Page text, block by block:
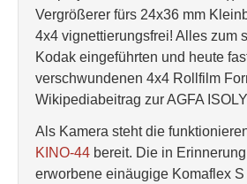
Vergrößerer fürs 24x36 mm
4x4 vignettierungsfrei! Alles zum
Kodak eingeführten und heute
verschwundenen 4x4 Rollfilm
Wikipediabeitrag zur AGFA
Als Kamera steht die
KINO-44 bereit. Die in
erworbene einäugige Komaflex